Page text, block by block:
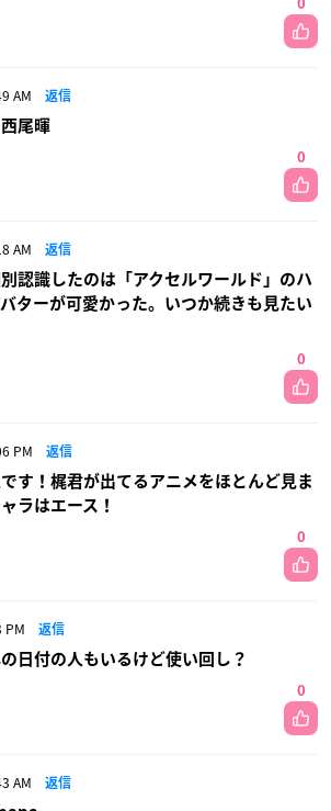
0
AM 返信
尾暉
0
AM 返信
認識したのは「アクセルワールド」のハ
ターが可愛かった。いつか続きも見たい
0
PM 返信
す！梶君が出てるアニメをほとんど見ま
ラはエース！
0
PM 返信
日付の人もいるけど使い回し？
0
AM 返信